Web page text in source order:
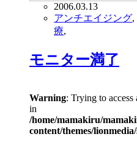
2006.03.13
アンチエイジング,
療,
モニター満了
Warning: Trying to
in
/home/mamakiru/
content/themes/